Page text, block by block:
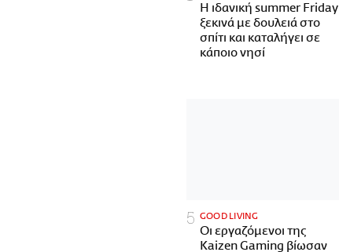
Η ιδανική summer Friday
ξεκινά με δουλειά στο
σπίτι και καταλήγει σε
κάποιο νησί
GOOD LIVING
Οι εργαζόμενοι της
Kaizen Gaming βίωσαν